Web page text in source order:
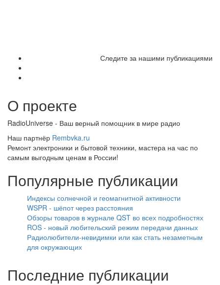
Следите за нашими публикациями
О проекте
RadioUniverse - Ваш верный помощник в мире радио
Наш партнёр Rembvka.ru
Ремонт электроники и бытовой техники, мастера на час по
самым выгодным ценам в России!
Популярные публикации
Индексы солнечной и геомагнитной активности
WSPR - шёпот через расстояния
Обзоры товаров в журнале QST во всех подробностях
ROS - новый любительский режим передачи данных
Радиолюбители-невидимки или как стать незаметным
для окружающих
Последние публикации